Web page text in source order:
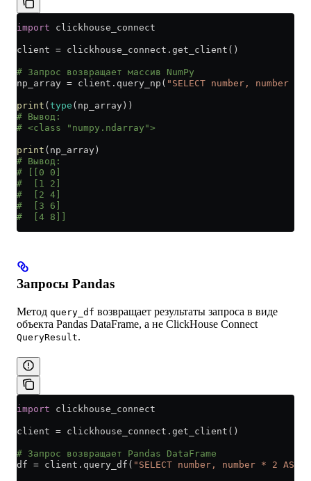
import clickhouse_connect
client = clickhouse_connect.get_client()
# Запрос возвращает массив NumPy
np_array = client.query_np( "SELECT number, number *
print ( type (np_array))
# Вывод:
# <class "numpy.ndarray">
print (np_array)
# Вывод:
# [[0 0]
#  [1 2]
#  [2 4]
#  [3 6]
#  [4 8]]
Запросы Pandas
Метод query_df возвращает результаты запроса в виде
объекта Pandas DataFrame, а не ClickHouse Connect
QueryResult.
import clickhouse_connect
client = clickhouse_connect.get_client()
# Запрос возвращает Pandas DataFrame
df = client.query_df( "SELECT number, number * 2 AS